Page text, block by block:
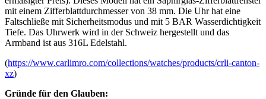
mit einem Zifferblattdurchmesser von 38 mm. Die Uhr hat eine
Faltschließe mit Sicherheitsmodus und mit 5 BAR Wasserdichtigkeit
Tiefe. Das Uhrwerk wird in der Schweiz hergestellt und das
Armband ist aus 316L Edelstahl.
(https://www.carlimro.com/collections/watches/products/crli-canton-
xz)
Gründe für den Glauben: